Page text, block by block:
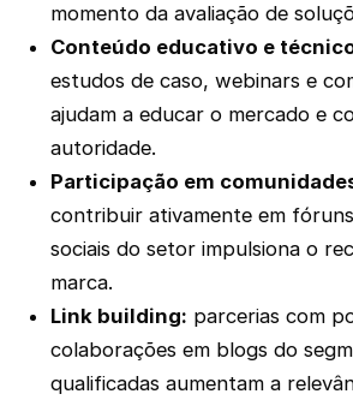
momento da avaliação de
Conteúdo educativo e
estudos de caso, webinars e
ajudam a educar o mercado e
autoridade.
Participação em
contribuir ativamente em
sociais do setor impulsiona o
marca.
Link building: parcerias com
colaborações em blogs do
qualificadas aumentam a